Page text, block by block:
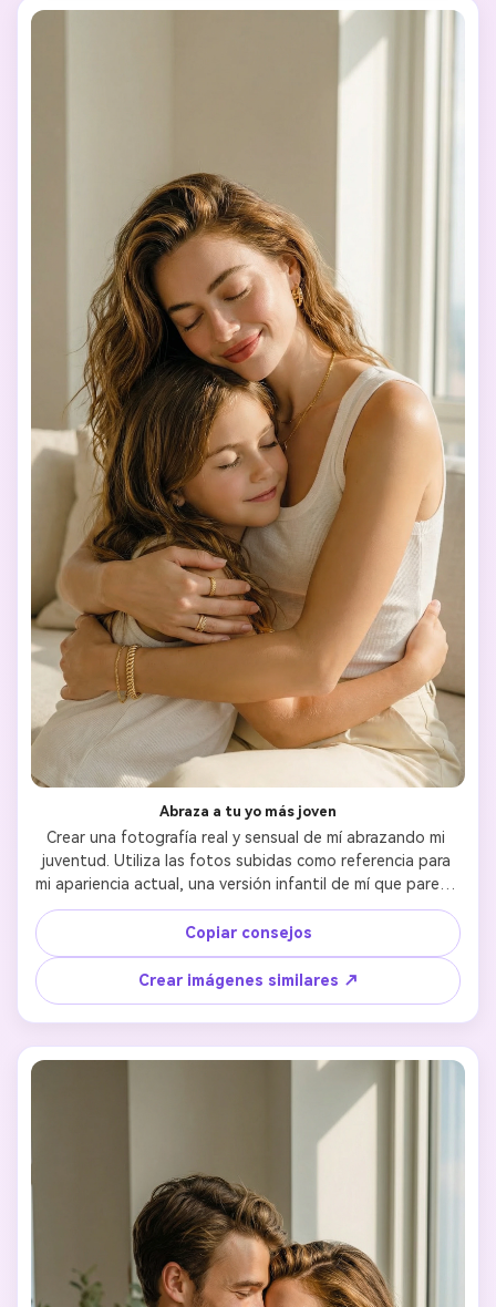
Abraza a tu yo más joven
Crear una fotografía real y sensual de mí abrazando mi
juventud. Utiliza las fotos subidas como referencia para
mi apariencia actual, una versión infantil de mí que parece
naturalmente joven pero claramente la misma persona.
Manteniendo la consistencia y la identificabilidad de
rasgos faciales, color de piel, identidad. Un abrazo debe
sentirse cálido, gentil y cómodo, con un contacto físico
natural y una postura relajada. Ambas expresiones deben
mostrar calma, seguridad y conexión emocional. Estilo
fotorrealista, luz natural suave, proporciones realistas.
Sin caricaturas, sin ilustraciones, sin exageraciones, sin
Copiar consejos
Crear imágenes similares ↗